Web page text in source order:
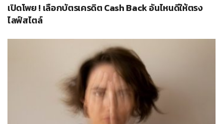
เปิดโพย ! เลือกบัตรเครดิต Cash Back อันไหนดีให้ตรง
ไลฟ์สไตล์